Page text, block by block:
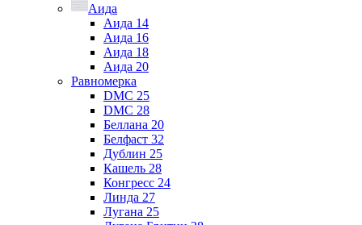
Аида
Аида 14
Аида 16
Аида 18
Аида 20
Равномерка
DMC 25
DMC 28
Беллана 20
Белфаст 32
Дублин 25
Кашель 28
Конгресс 24
Линда 27
Лугана 25